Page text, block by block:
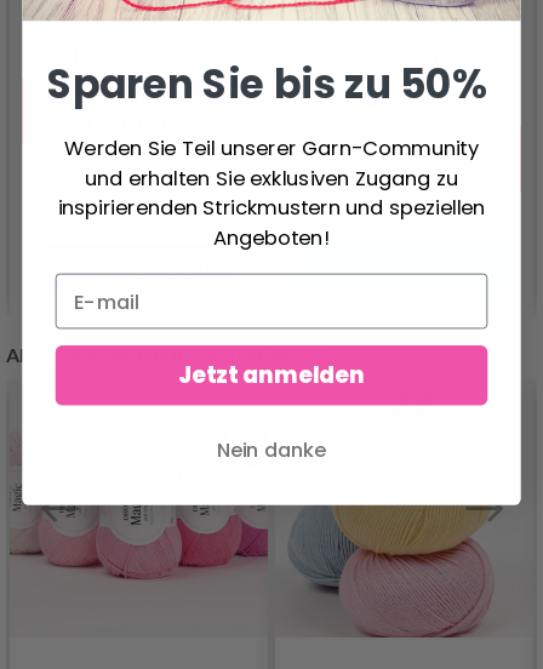
X 28 CM R5386
Angebot verfällt
In den Warenkorb
STICKGARN,
EINFARBIG,
FARBTÖNE
1.40 €1.75 €
Angebot verfällt
12/08/2026
Alle Optionen ansehen
ANDERE KUNDEN KAUFTEN AUCH
Sparen Sie bis zu 50%
Werden Sie Teil unserer Garn-Community
und erhalten Sie exklusiven Zugang zu
inspirierenden Strickmustern und speziellen
Angeboten!
Jetzt anmelden
Nein danke